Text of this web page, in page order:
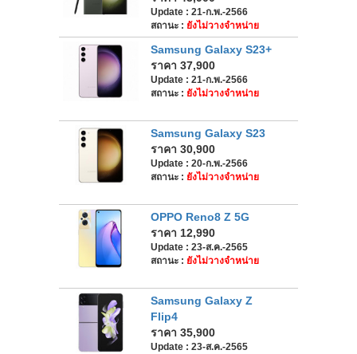
Update : 21-ก.พ.-2566
สถานะ : ยังไม่วางจำหน่าย
Samsung Galaxy S23+
ราคา 37,900
Update : 21-ก.พ.-2566
สถานะ : ยังไม่วางจำหน่าย
Samsung Galaxy S23
ราคา 30,900
Update : 20-ก.พ.-2566
สถานะ : ยังไม่วางจำหน่าย
OPPO Reno8 Z 5G
ราคา 12,990
Update : 23-ส.ค.-2565
สถานะ : ยังไม่วางจำหน่าย
Samsung Galaxy Z
Flip4
ราคา 35,900
Update : 23-ส.ค.-2565